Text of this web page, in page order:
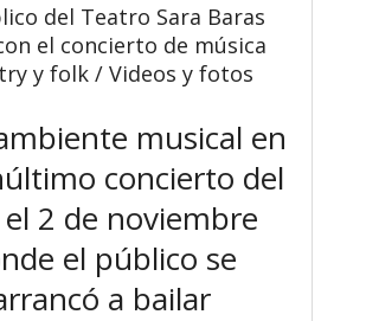
del Teatro Sara Baras
el concierto de música
y folk / Videos y fotos
musical en
concierto del
2 de noviembre
el público se
a bailar